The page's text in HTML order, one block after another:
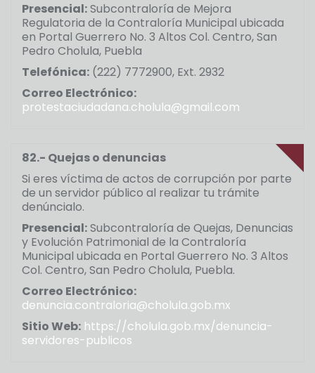
Presencial:Subcontraloría de Mejora
Regulatoria de la Contraloría Municipal ubicada
en Portal Guerrero No. 3 Altos Col. Centro, San
Pedro Cholula, Puebla
Telefónica: (222) 7772900, Ext. 2932
Correo Electrónico:
protestaciudadana.cholula@gmail.com
82.- Quejas o denuncias
Si eres víctima de actos de corrupción por parte
de un servidor público al realizar tu trámite
denúncialo.
Presencial:Subcontraloría de Quejas, Denuncias
y Evolución Patrimonial de la Contraloría
Municipal ubicada en Portal Guerrero No. 3 Altos
Col. Centro, San Pedro Cholula, Puebla.
Correo Electrónico:
denuncia.contraloria@cholula.gob.mx
Sitio Web: https://cholula.gob.mx/denuncia-
servidores-publicos